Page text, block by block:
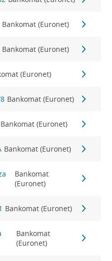
Bankomat (Euronet)
Bankomat (Euronet)
(Euronet)
Bankomat (Euronet)
Bankomat (Euronet)
Bankomat (Euronet)
Bankomat
(Euronet)
Bankomat (Euronet)
Bankomat
(Euronet)